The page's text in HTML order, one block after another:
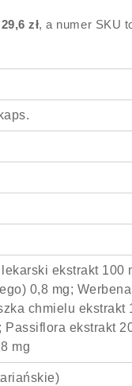
29,6 zł, a numer SKU
ekstrakt 100
0,8 mg; Werbena
chmielu ekstrakt
Passiflora ekstrakt
mg